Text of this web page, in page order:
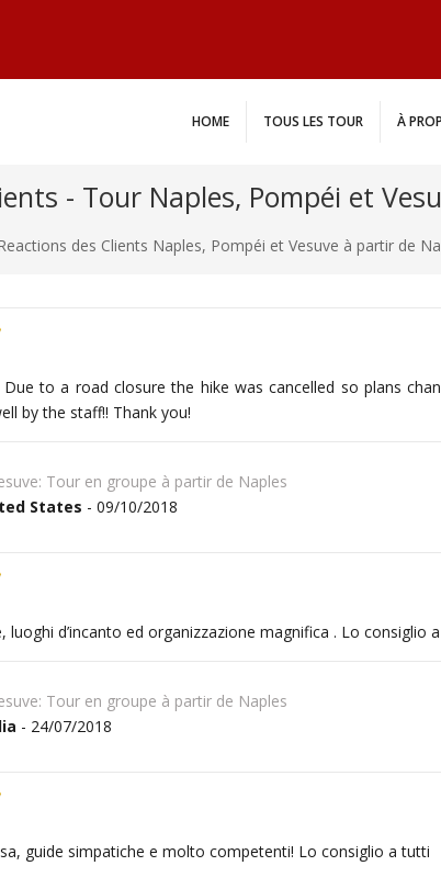
HOME TOUS LES TOUR À
- Tour Naples, Pompéi et
des Clients Naples, Pompéi et Vesuve à partir de
to a road closure the hike was cancelled so plans
by the staff!! Thank you!
Tour en groupe à partir de Naples
States - 09/10/2018
luoghi d’incanto ed organizzazione magnifica . Lo consiglio
Tour en groupe à partir de Naples
- 24/07/2018
guide simpatiche e molto competenti! Lo consiglio a tutti